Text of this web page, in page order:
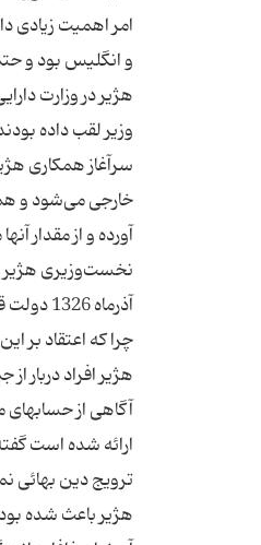
امر اهمیت زیادی
و انگلیس بود و
هژیر در وزارت
وزیر لقب داده
سرآغاز همکاری
خارجی می‌شود و
نخست‌وزیری هژیر
چرا که اعتقاد
هژیر افراد
آگاهی از حسابهای
ارائه شده است
ترویج دین بهائی
هژیر باعث شده